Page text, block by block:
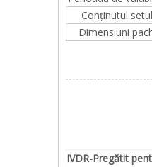
Conținutul
Dimensiuni
IVDR-Pregătit